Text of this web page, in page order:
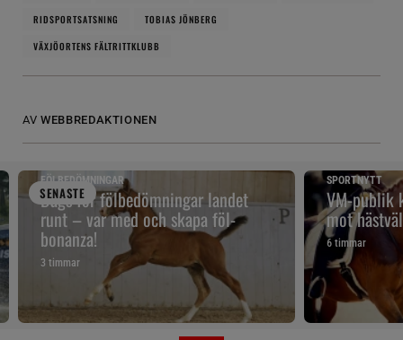
RIDSPORTSATSNING
TOBIAS JÖNBERG
VÄXJÖORTENS FÄLTRITTKLUBB
AV WEBBREDAKTIONEN
SENASTE
FÖLBEDÖMNINGAR
Dags för fölbedömningar landet
runt – var med och skapa föl-
bonanza!
3 timmar
SPORTNYTT
VM-publik
mot
6 timmar